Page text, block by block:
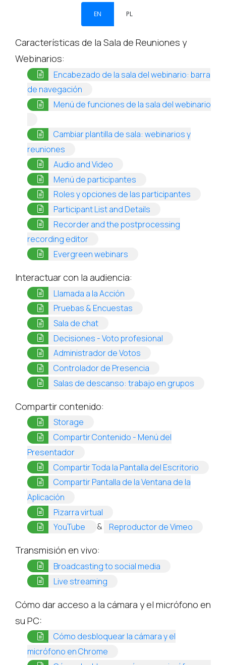
EN PL
Características de la Sala de Reuniones y
Webinarios:
Encabezado de la sala del webinario: barra
de navegación
Menú de funciones de la sala del webinario
Cambiar plantilla de sala: webinarios y
reuniones
Audio and Video
Menú de participantes
Roles y opciones de las participantes
Participant List and Details
Recorder and the postprocessing
recording editor(opens in a new tab)
Evergreen webinars
Interactuar con la audiencia:
Llamada a la Acción
Pruebas & Encuestas
Sala de chat(opens in a new tab)
Decisiones - Voto profesional
Administrador de Votos
Controlador de Presencia
Salas de descanso: trabajo en grupos
Compartir contenido:
Storage
Compartir Contenido - Menú del
Presentador(opens in a new tab)
Compartir Toda la Pantalla del Escritorio
Compartir Pantalla de la Ventana de la
Aplicación
Pizarra virtual
YouTube
(opens in a new tab)
& Reproductor de Vimeo
Transmisión en vivo:
Broadcasting to social media
Live streaming
Cómo dar acceso a la cámara y el micrófono en
su PC:
Cómo desbloquear la cámara y el
micrófono en Chrome